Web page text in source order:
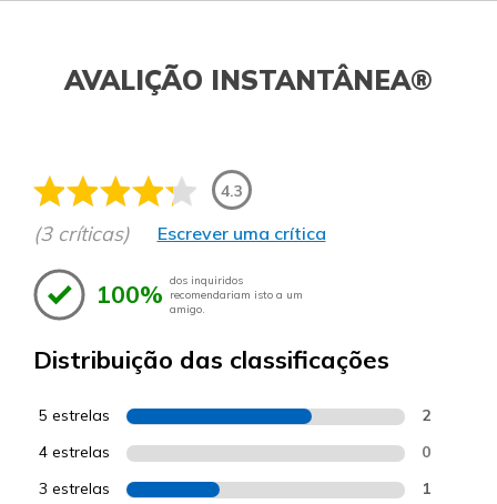
AVALIÇÃO INSTANTÂNEA®
4.3
(3 críticas) Escrever uma crítica
100% dos inquiridos
recomendariam isto a um
amigo.
Distribuição das classificações
5 estrelas 2
4 estrelas 0
3 estrelas 1